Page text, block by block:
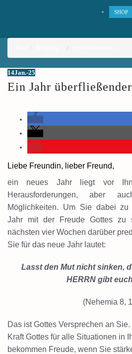
SHOP
14Jan.-25
Ein Jahr
Liebe Freundin, lieber Freund,
ein neues Jahr liegt vor
Herausforderungen, aber
Möglichkeiten. Um Sie dabei
Jahr mit der Freude Gottes zu
nächsten vier Wochen darüber
Sie für das neue Jahr lautet:
Lasst den Mut nicht sinken,
HERRN gibt
(Nehemia 8,
Das ist Gottes Versprechen an
Kraft Gottes für alle Situationen in
bekommen Freude, wenn Sie